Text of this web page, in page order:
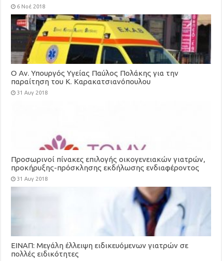
6 Νοέ 2018
Ο Αν. Υπουργός Υγείας Παύλος Πολάκης για την
παραίτηση του Κ. Καρακατσιανόπουλου
31 Αυγ 2018
Προσωρινοί πίνακες επιλογής οικογενειακών γιατρών,
προκήρυξης-πρόσκλησης εκδήλωσης ενδιαφέροντος
για τη στελέχωση των Τοπικών Μονάδων Υγείας
(ΤΟΜΥ)
31 Αυγ 2018
ΕΙΝΑΠ: Μεγάλη έλλειψη ειδικευόμενων γιατρών σε
πολλές ειδικότητες